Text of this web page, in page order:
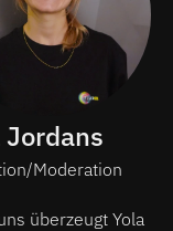
Jordans
Moderation
überzeugt Yola